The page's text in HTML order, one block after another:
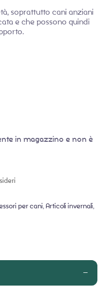
soprattutto cani anziani
e che possono quindi
in magazzino e non è
per cani, Articoli invernali,